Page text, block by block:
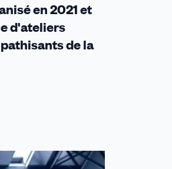
en 2021 et
d'ateliers
de la